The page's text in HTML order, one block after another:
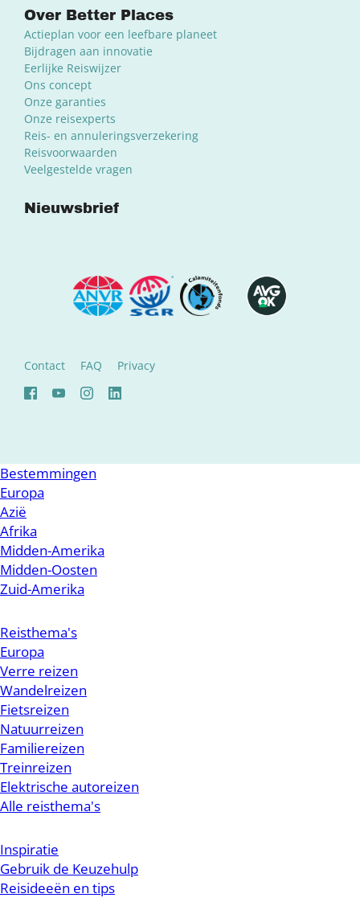
Over Better Places
Actieplan voor een leefbare planeet
Bijdragen aan innovatie
Eerlijke Reiswijzer
Ons concept
Onze garanties
Onze reisexperts
Reis- en annuleringsverzekering
Reisvoorwaarden
Veelgestelde vragen
Nieuwsbrief
Contact FAQ Privacy
Bestemmingen
Europa
Azië
Afrika
Midden-Amerika
Midden-Oosten
Zuid-Amerika
Reisthema's
Europa
Verre reizen
Wandelreizen
Fietsreizen
Natuurreizen
Familiereizen
Treinreizen
Elektrische autoreizen
Alle reisthema's
Inspiratie
Gebruik de Keuzehulp
Reisideeën en tips